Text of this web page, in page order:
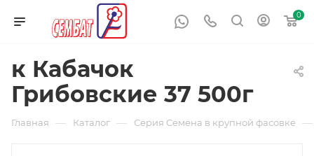
0
к Кабачок
Грибовские 37 500г
Главная — Каталог — Серия Семена в крупной фасовке —